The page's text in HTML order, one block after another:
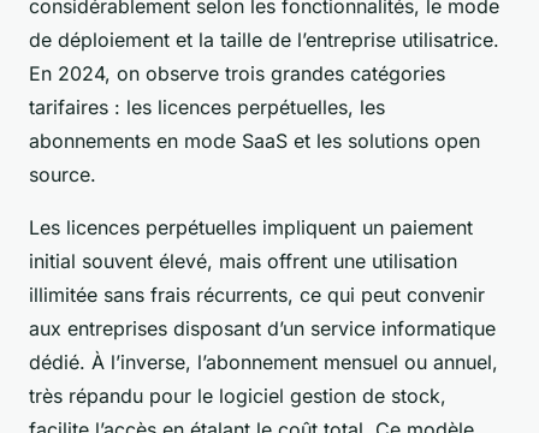
considérablement selon les fonctionnalités, le mode
de déploiement et la taille de l’entreprise utilisatrice.
En 2024, on observe trois grandes catégories
tarifaires : les licences perpétuelles, les
abonnements en mode SaaS et les solutions open
source.
Les licences perpétuelles impliquent un paiement
initial souvent élevé, mais offrent une utilisation
illimitée sans frais récurrents, ce qui peut convenir
aux entreprises disposant d’un service informatique
dédié. À l’inverse, l’abonnement mensuel ou annuel,
très répandu pour le logiciel gestion de stock,